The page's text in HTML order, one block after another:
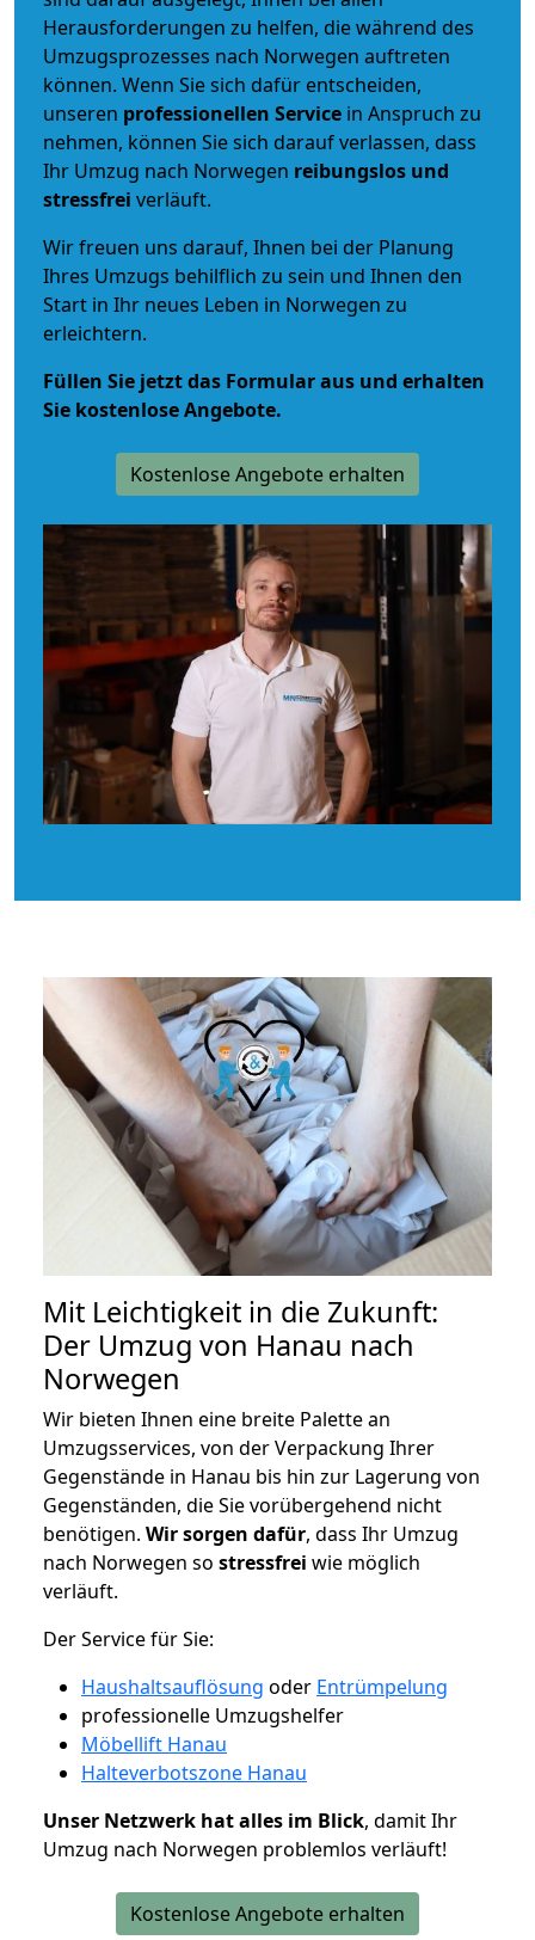
Herausforderungen zu helfen, die während des
Umzugsprozesses nach Norwegen auftreten
können. Wenn Sie sich dafür entscheiden,
unseren professionellen Service in Anspruch zu
nehmen, können Sie sich darauf verlassen, dass
Ihr Umzug nach Norwegen reibungslos und
stressfrei verläuft.
Wir freuen uns darauf, Ihnen bei der Planung
Ihres Umzugs behilflich zu sein und Ihnen den
Start in Ihr neues Leben in Norwegen zu
erleichtern.
Füllen Sie jetzt das Formular aus und erhalten
Sie kostenlose Angebote.
Kostenlose Angebote erhalten
Mit Leichtigkeit in die Zukunft:
Der Umzug von Hanau nach
Norwegen
Wir bieten Ihnen eine breite Palette an
Umzugsservices, von der Verpackung Ihrer
Gegenstände in Hanau bis hin zur Lagerung von
Gegenständen, die Sie vorübergehend nicht
benötigen. Wir sorgen dafür, dass Ihr Umzug
nach Norwegen so stressfrei wie möglich
verläuft.
Der Service für Sie:
Haushaltsauflösung oder Entrümpelung
professionelle Umzugshelfer
Möbellift Hanau
Halteverbotszone Hanau
Unser Netzwerk hat alles im Blick, damit Ihr
Umzug nach Norwegen problemlos verläuft!
Kostenlose Angebote erhalten